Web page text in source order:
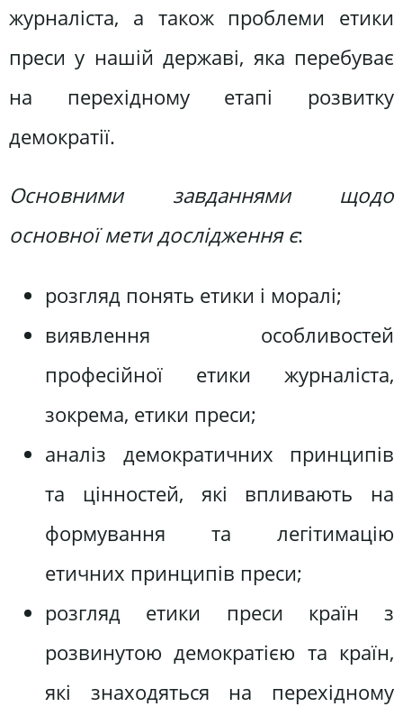
журналіста, а також проблеми етики
преси у нашій державі, яка перебуває
на перехідному етапі розвитку
демократії.
Основними завданнями щодо
основної мети дослідження є:
розгляд понять етики і моралі;
виявлення особливостей
професійної етики журналіста,
зокрема, етики преси;
аналіз демократичних принципів
та цінностей, які впливають на
формування та легітимацію
етичних принципів преси;
розгляд етики преси країн з
розвинутою демократією та країн,
які знаходяться на перехідному